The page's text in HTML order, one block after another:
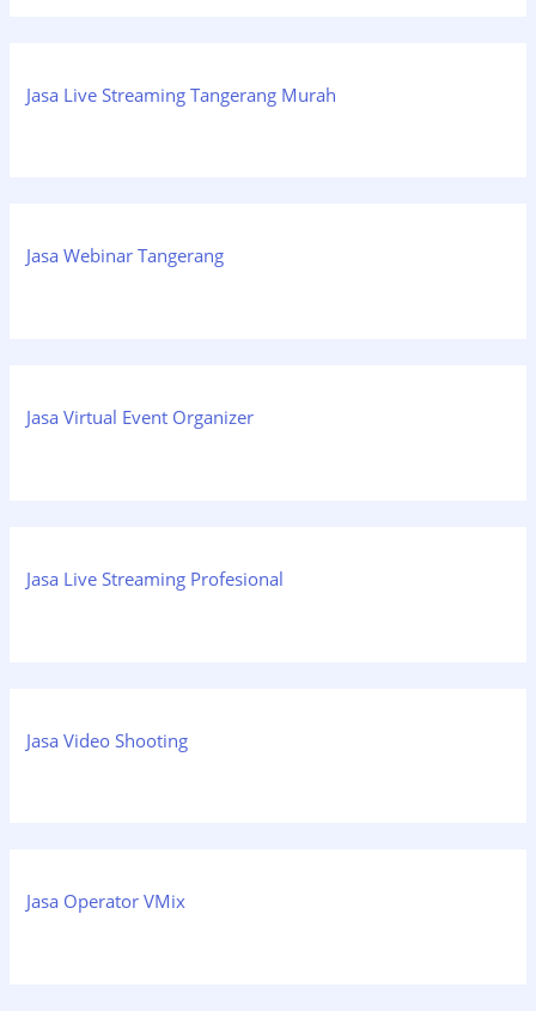
Jasa Live Streaming Tangerang Murah
Jasa Webinar Tangerang
Jasa Virtual Event Organizer
Jasa Live Streaming Profesional
Jasa Video Shooting
Jasa Operator VMix